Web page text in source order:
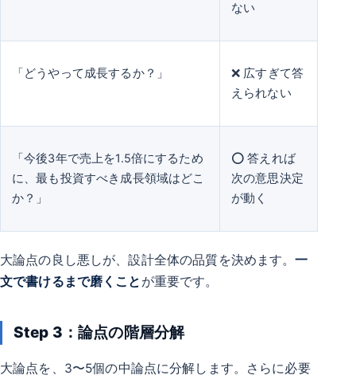
ない
「どうやって成長するか？」
❌ 広すぎて答
えられない
「今後3年で売上を1.5倍にするため
に、最も投資すべき成長領域はどこ
か？」
⭕ 答えれば
次の意思決定
が動く
大論点の良し悪しが、設計全体の品質を決めます。一
文で書けるまで磨くこと が重要です。
Step 3：論点の階層分解
大論点を、3〜5個の中論点に分解します。さらに必要